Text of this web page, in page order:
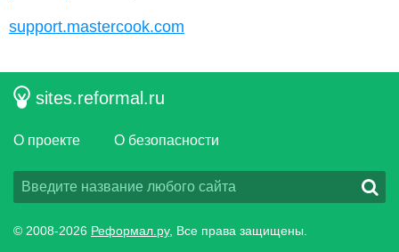
support.mastercook.com
sites.reformal.ru
О проекте О безопасности
© 2008-2026 Реформал.ру, Все права защищены.